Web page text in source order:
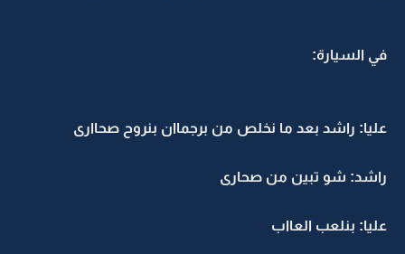
في السيارة:
عليا: راشد بعد ما نخلص من برجماان بنروح صحاارى
راشد: شو تبين من صحارى
عليا: بنلعب العااب